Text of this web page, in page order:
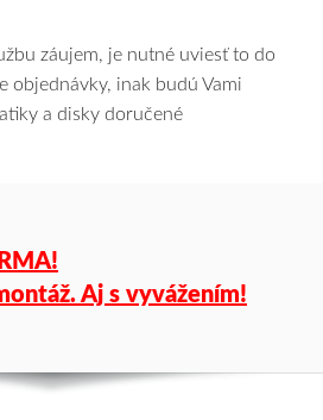
záujem, je nutné uviesť to do
objednávky, inak budú Vami
a disky doručené
Aj s vyvážením!